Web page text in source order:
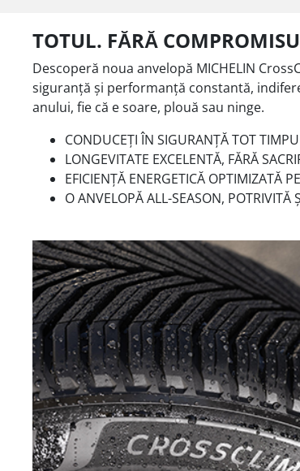
TOTUL. FĂRĂ
Descoperă noua anvelopă MICHELIN
siguranță și performanță constantă,
anului, fie că e soare, plouă sau ninge.
CONDUCEȚI ÎN SIGURANȚĂ TOT
LONGEVITATE EXCELENTĂ, FĂRĂ
EFICIENȚĂ ENERGETICĂ OPTIMIZATĂ
O ANVELOPĂ ALL-SEASON, POTRIVITĂ